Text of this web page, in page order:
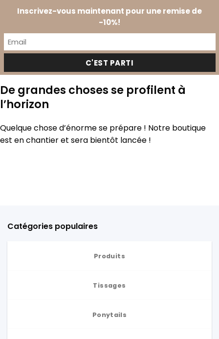
Passer
Prendre
De grandes choses se profilent à
l’horizon
Quelque chose d’énorme se prépare ! Notre boutique
est en chantier et sera bientôt lancée !
Catégories populaires
Produits
Tissages
Ponytails
Inscrivez-vous maintenant pour une remise de
-10%!